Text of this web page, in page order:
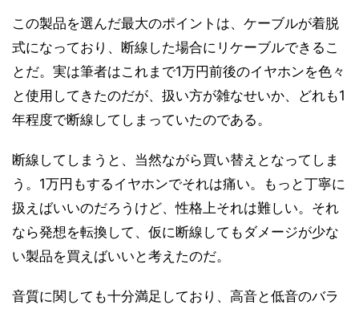
この製品を選んだ最大のポイントは、ケーブルが着脱
式になっており、断線した場合にリケーブルできるこ
とだ。実は筆者はこれまで1万円前後のイヤホンを色々
と使用してきたのだが、扱い方が雑なせいか、どれも1
年程度で断線してしまっていたのである。
断線してしまうと、当然ながら買い替えとなってしま
う。1万円もするイヤホンでそれは痛い。もっと丁寧に
扱えばいいのだろうけど、性格上それは難しい。それ
なら発想を転換して、仮に断線してもダメージが少な
い製品を買えばいいと考えたのだ。
音質に関しても十分満足しており、高音と低音のバラ